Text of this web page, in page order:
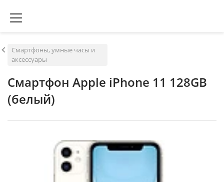
Смартфоны, умные часы и
аксессуары
Смартфон Apple iPhone 11 128GB
(белый)